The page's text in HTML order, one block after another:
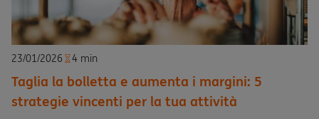
23/01/2026 4 min
Taglia la bolletta e aumenta i margini: 5
strategie vincenti per la tua attività